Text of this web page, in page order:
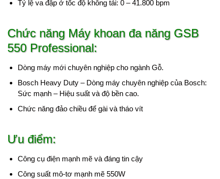
Tỷ lệ va đập ở tốc độ không tải: 0 – 41.800 bpm
Chức năng Máy khoan đa năng GSB
550 Professional:
Dòng máy mới chuyên nghiệp cho ngành Gỗ.
Bosch Heavy Duty – Dòng máy chuyên nghiệp của Bosch:
Sức mạnh – Hiệu suất và độ bền cao.
Chức năng đảo chiều để gài và tháo vít
Ưu điểm:
Công cụ điện mạnh mẽ và đáng tin cậy
Công suất mô-tơ mạnh mẽ 550W